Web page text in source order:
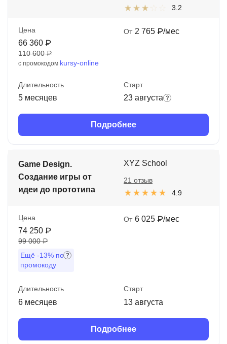
3.2
Цена
66 360 ₽
110 600 ₽
с промокодом kursy-online
От 2 765 ₽/мес
Длительность
5 месяцев
Старт
23 августа
Подробнее
Game Design.
Создание игры от
идеи до прототипа
XYZ School
4.9
21 отзыв
Цена
74 250 ₽
99 000 ₽
Ещё -13% по
промокоду
От 6 025 ₽/мес
Длительность
6 месяцев
Старт
13 августа
Подробнее